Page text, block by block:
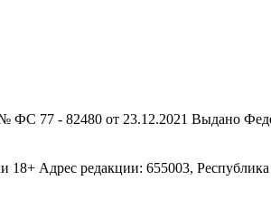
77 - 82480 от 23.12.2021 Выдано
Адрес редакции: 655003,